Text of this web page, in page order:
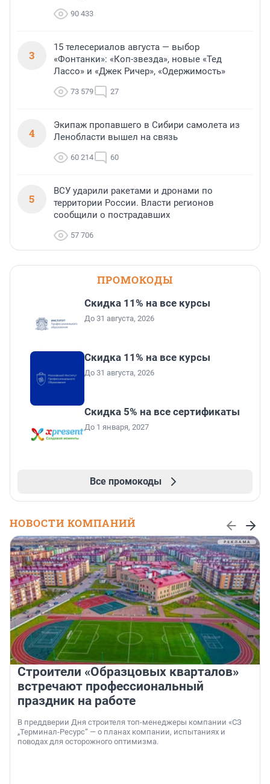
90 433
3
15 телесериалов августа — выбор
«Фонтанки»: «Коп-звезда», новые «Тед
Лассо» и «Джек Ричер», «Одержимость»
73 579 27
4
Экипаж пропавшего в Сибири самолета из
Ленобласти вышел на связь
60 214 60
5
ВСУ ударили ракетами и дронами по
территории России. Власти регионов
сообщили о пострадавших
57 706
ПРОМОКОДЫ
Скидка 11% на все курсы
До 31 августа, 2026
Скидка 11% на все курсы
До 31 августа, 2026
Скидка 5% на все сертификаты
До 1 января, 2027
Все промокоды
НОВОСТИ КОМПАНИЙ
Строители «Образцовых кварталов»
встречают профессиональный
праздник на работе
В преддверии Дня строителя топ-менеджеры компании «СЗ
„Терминал-Ресурс“ — о планах компании, испытаниях и
поводах для осторожного оптимизма.